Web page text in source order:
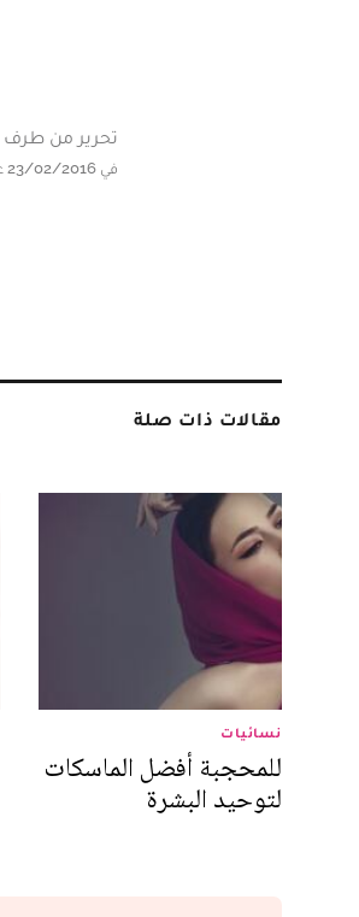
تحرير من طرف
في 23/02/2016 على الساعة 16:59
مقالات ذات صلة
نسائيات
للمحجبة أفضل الماسكات
لتوحيد البشرة